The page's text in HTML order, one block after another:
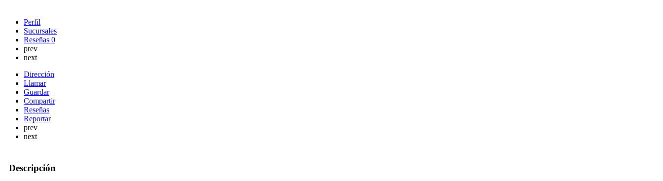
Perfil
Sucursales
Reseñas 0
prev
next
Dirección
Llamar
Guardar
Compartir
Reseñas
Reportar
prev
next
Descripción